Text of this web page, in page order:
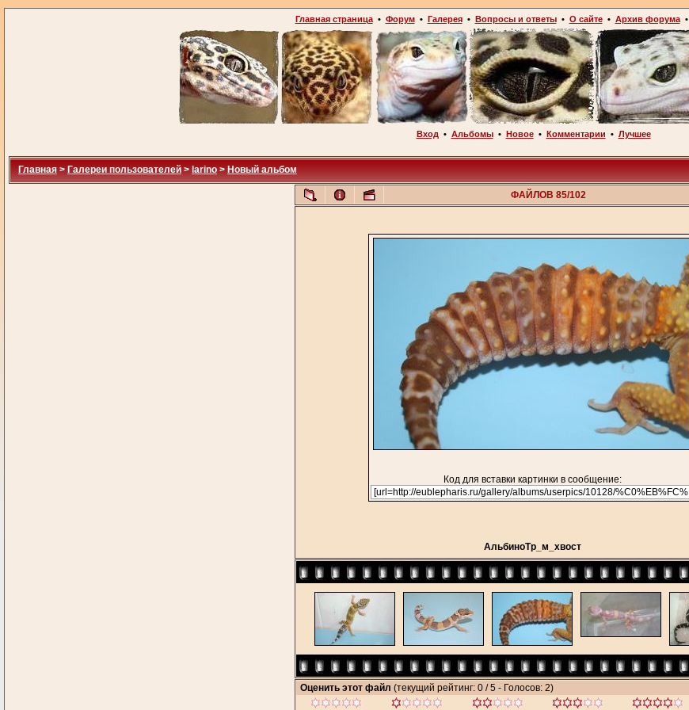
Главная страница• Форум• Галерея• Вопросы и ответы• О сайте• Архив форума•
Вход • Альбомы• Новое• Комментарии • Лучшее
Главная > Галереи пользователей > larino > Новый альбом
ФАЙЛОВ 85/102
Код для вставки картинки в сообщение:
АльбиноТр_м_хвост
Оценить этот файл (текущий рейтинг: 0 / 5 - Голосов: 2)